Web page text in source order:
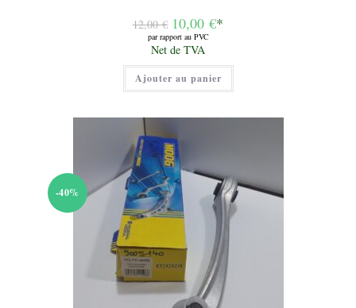
12,00€ Le
prix
initial
était :
12,00 €.
10,00 €*
par rapport au PVC
Le
prix
actuel
est :
10,00 €.
Net de TVA
Ajouter au panier
-40%